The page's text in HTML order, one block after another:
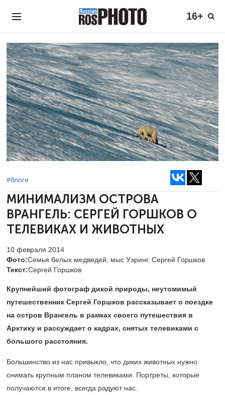
16+
#блоги
МИНИМАЛИЗМ ОСТРОВА
ВРАНГЕЛЬ: СЕРГЕЙ ГОРШКОВ О
ТЕЛЕВИКАХ И ЖИВОТНЫХ
10 февраля 2014
Фото:Семья белых медведей, мыс Уэринг. Сергей Горшков
Текст:Сергей Горшков
Крупнейший фотограф дикой природы, неутомимый
путешественник Сергей Горшков рассказывает о поездке
на остров Врангель в рамках своего путешествия в
Арктику и рассуждает о кадрах, снятых телевиками с
большого расстояния.
Большинство из нас привыкло, что диких животных нужно
снимать крупным планом телевиками. Портреты, которые
получаются в итоге, всегда радуют нас.